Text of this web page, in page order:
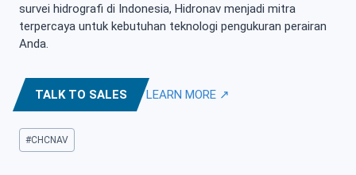
survei hidrografi di Indonesia, Hidronav menjadi mitra
terpercaya untuk kebutuhan teknologi pengukuran perairan
Anda.
TALK TO SALES LEARN MORE ↗
Post
Tags:
#CHCNAV